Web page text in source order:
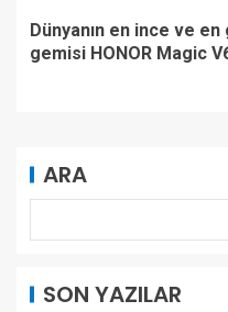
Dünyanın en ince ve
gemisi HONOR Magic
ARA
SON YAZILAR